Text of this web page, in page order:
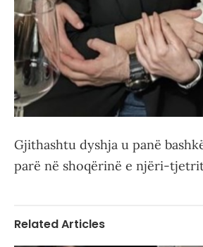
Gjithashtu dyshja u panë
parë në shoqërinë e njëri-
Related Articles